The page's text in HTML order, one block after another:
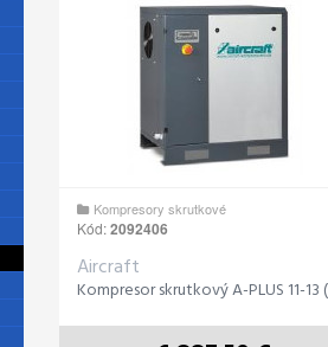
Kompresory skrutkové
Kód:2092406
Aircraft